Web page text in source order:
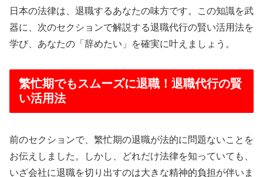
日本の法律は、退職するあなたの味方です。この知識を武
器に、次のセクションで解説する退職代行の賢い活用法を
学び、あなたの「辞めたい」を確実に叶えましょう。
繁忙期でもスムーズに退職！退職代行の賢
い活用法
前のセクションで、繁忙期の退職が法的に問題ないことを
お伝えしました。しかし、どれだけ法律を知っていても、
いざ会社に退職を切り出すのは大きな精神的負担が伴いま